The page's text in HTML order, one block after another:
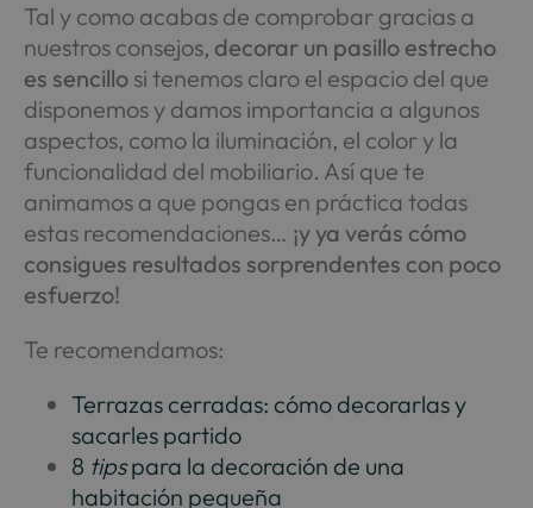
Tal y como acabas de comprobar gracias a
nuestros consejos, decorar un pasillo estrecho
es sencillosi tenemos claro el espacio del que
disponemos y damos importancia a algunos
aspectos, como la iluminación, el color y la
funcionalidad del mobiliario. Así que te
animamos a que pongas en práctica todas
estas recomendaciones… ¡y ya verás cómo
consigues resultados sorprendentes con poco
esfuerzo!
Te recomendamos:
Terrazas cerradas: cómo decorarlas y
sacarles partido
8 tipspara la decoración de una
habitación pequeña